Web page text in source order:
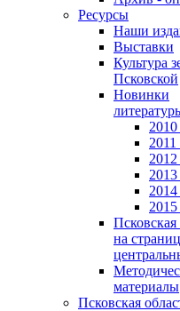
Ресурсы
Наши
Выставки
Культура
Псковской
Новинки
2011
Псковская
на
материалы
Псковская